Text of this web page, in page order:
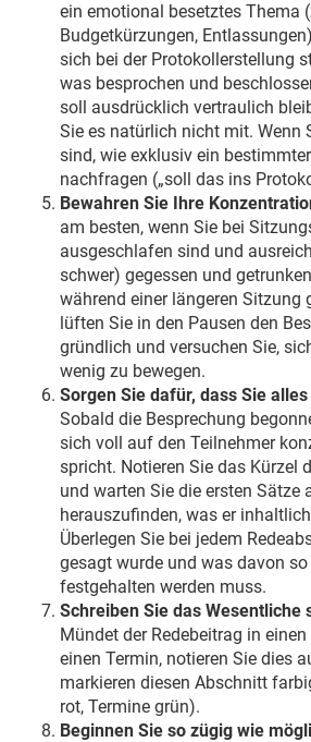
ein emotional besetztes Thema
Budgetkürzungen,
sich bei der Protokollerstellung
was besprochen und
soll ausdrücklich vertraulich
Sie es natürlich nicht mit. Wenn
sind, wie exklusiv ein
nachfragen („soll das ins
Bewahren Sie Ihre
am besten, wenn Sie bei
ausgeschlafen sind und
schwer) gegessen und
während einer längeren Sitzung
lüften Sie in den Pausen den
gründlich und versuchen Sie,
wenig zu bewegen.
Sorgen Sie dafür, dass Sie
Sobald die Besprechung
sich voll auf den Teilnehmer
spricht. Notieren Sie das Kürzel
und warten Sie die ersten Sätze
herauszufinden, was er
Überlegen Sie bei jedem
gesagt wurde und was davon
festgehalten werden muss.
Schreiben Sie das
Mündet der Redebeitrag in
einen Termin, notieren Sie dies
markieren diesen Abschnitt
rot, Termine grün).
Beginnen Sie so zügig wie